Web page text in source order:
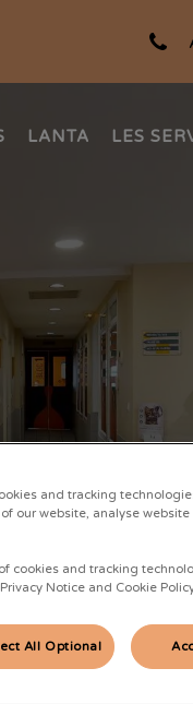
LANTA LES
and tracking
our website, analyse website
cookies and tracking
Notice and Cookie
All Optional